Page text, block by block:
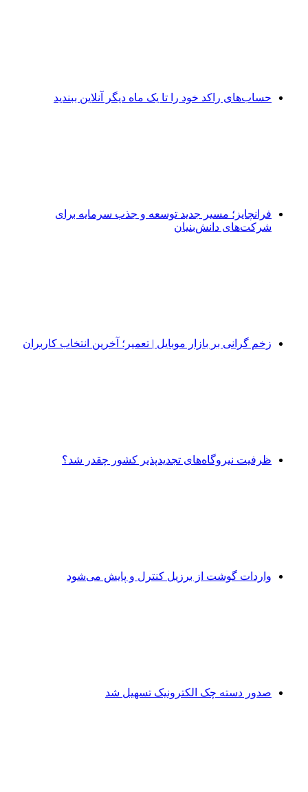
حساب‌های راکد خود را تا یک ماه دیگر آنلاین ببندید
فرانچایز؛ مسیر جدید توسعه و جذب سرمایه برای
شرکت‌های دانش‌بنیان
زخم گرانی بر بازار موبایل | تعمیر؛ آخرین انتخاب کاربران
ظرفیت نیروگاه‌های تجدیدپذیر کشور چقدر شد؟
واردات گوشت از برزیل کنترل و پایش می‌شود
صدور دسته چک الکترونیک تسهیل شد